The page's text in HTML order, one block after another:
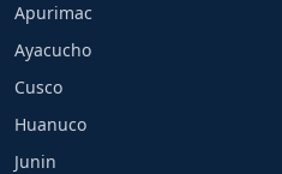
Apurimac
Ayacucho
Cusco
Huanuco
Junin